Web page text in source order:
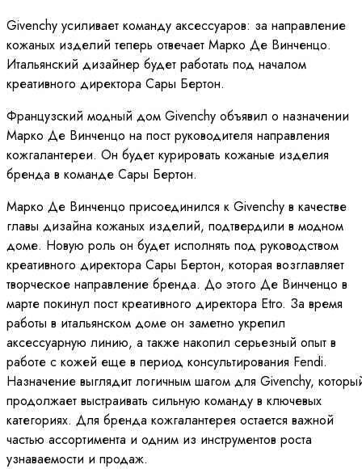
Givenchy усиливает команду аксессуаров: за направление
кожаных изделий теперь отвечает Марко Де Винченцо.
Итальянский дизайнер будет работать под началом
креативного директора Сары Бертон.
Французский модный дом Givenchy объявил о назначении
Марко Де Винченцо на пост руководителя направления
кожгалантереи. Он будет курировать кожаные изделия
бренда в команде Сары Бертон.
Марко Де Винченцо присоединился к Givenchy в качестве
главы дизайна кожаных изделий, подтвердили в модном
доме. Новую роль он будет исполнять под руководством
креативного директора Сары Бертон, которая возглавляет
творческое направление бренда. До этого Де Винченцо в
марте покинул пост креативного директора Etro. За время
работы в итальянском доме он заметно укрепил
аксессуарную линию, а также накопил серьезный опыт в
работе с кожей еще в период консультирования Fendi.
Назначение выглядит логичным шагом для Givenchy,
продолжает выстраивать сильную команду в ключевых
категориях. Для бренда кожгалантерея остается важной
частью ассортимента и одним из инструментов роста
узнаваемости и продаж.